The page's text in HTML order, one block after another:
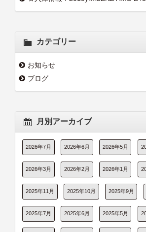
カテゴリー
お知らせ
ブログ
月別アーカイブ
2026年7月 2026年6月 2026年5月
2026年3月 2026年2月 2026年1月
2025年11月 2025年10月 2025年9月
2025年7月 2025年6月 2025年5月